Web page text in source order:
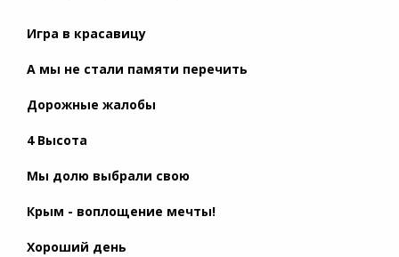
Игра в красавицу
А мы не стали памяти перечить
Дорожные жалобы
4 Высота
Мы долю выбрали свою
Крым - воплощение мечты!
Хороший день